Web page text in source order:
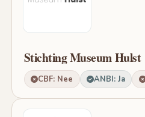
Stichting Museum Hulst
CBF: Nee ANBI: Ja